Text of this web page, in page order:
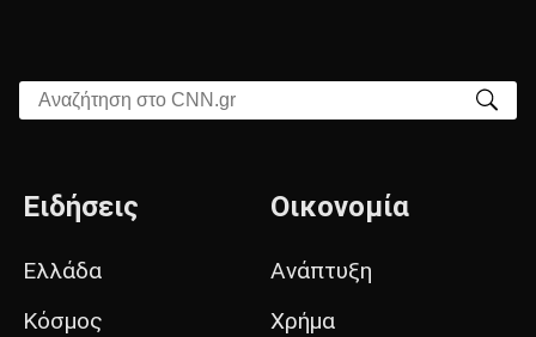
Αναζήτηση στο CNN.gr
Ειδήσεις
Ελλάδα
Κόσμος
Οικονομία
Ανάπτυξη
Χρήμα